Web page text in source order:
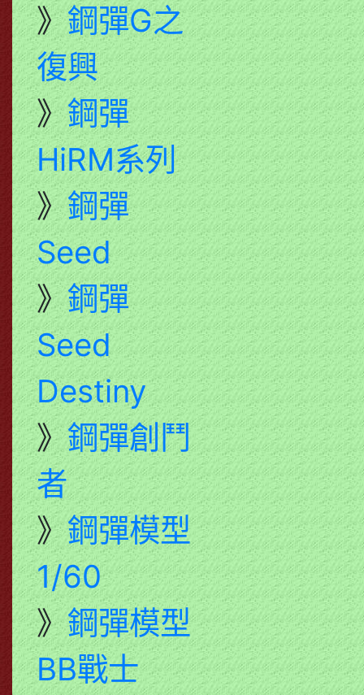
》鋼彈G之
復興
》鋼彈
HiRM系列
》鋼彈
Seed
》鋼彈
Seed
Destiny
》鋼彈創鬥
者
》鋼彈模型
1/60
》鋼彈模型
BB戰士